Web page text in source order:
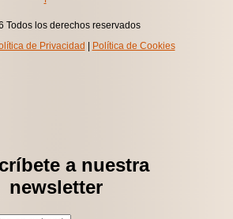
Todos los derechos reservados
de Privacidad Política de Cookies
a nuestra
newsletter